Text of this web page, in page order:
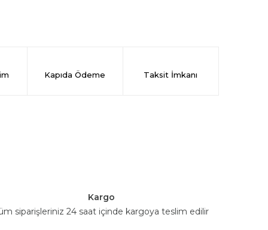
Kapıda Ödeme Taksit İmkanı
Kargo
siparişleriniz 24 saat içinde kargoya teslim edilir